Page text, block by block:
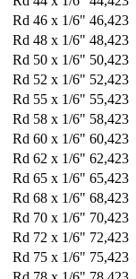
Rd 46 x 1/6" 46,423
Rd 48 x 1/6" 48,423
Rd 50 x 1/6" 50,423
Rd 52 x 1/6" 52,423
Rd 55 x 1/6" 55,423
Rd 58 x 1/6" 58,423
Rd 60 x 1/6" 60,423
Rd 62 x 1/6" 62,423
Rd 65 x 1/6" 65,423
Rd 68 x 1/6" 68,423
Rd 70 x 1/6" 70,423
Rd 72 x 1/6" 72,423
Rd 75 x 1/6" 75,423